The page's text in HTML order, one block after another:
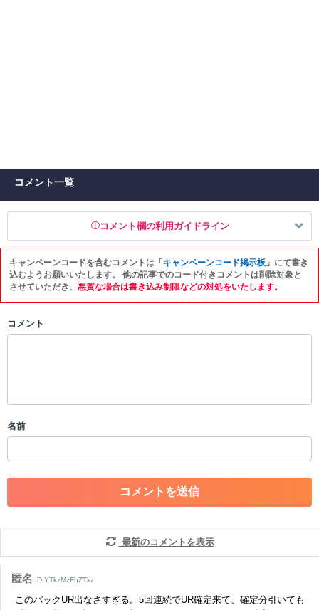
コメント一覧
コメント欄の利用ガイドライン
以下の書き込みを禁止とし、場合によってはコメント削除や書き込み制
限を行う可能性がございます。 あらかじめご了承ください。
・スパムなど、記事内容と関係のない投稿
・誰かになりすます行為
・その他、管理者が不適切と判断した投稿
コメントの削除を申請する ※投稿内容を確認後、順次対応さ
った場合は、法的措置をとらせていただく場合もございますので、あら
キャンペーンコードを含むコメントは「キャンペーンコード掲示板 」にて書き
込むようお願いいたします。 他の記事でのコード付きコメントは削除対象と
させていただき、 悪質な場合は書き込み制限などの対処をいたします。
コメント
名前
最新のコメントを表示
匿名 ID:YTkzMzFhZTkz
このパックUR出なさすぎる。5回連続でUR確定来て、確定分引いても